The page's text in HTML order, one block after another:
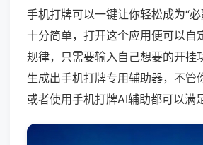
手机打牌可以一键让你轻松成为“
十分简单，打开这个应用便可以自
规律，只需要输入自己想要的开挂
生成出手机打牌专用辅助器，不管
或者使用手机打牌AI辅助都可以满